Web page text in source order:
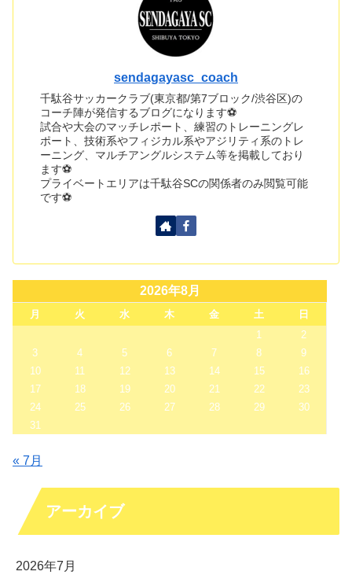
sendagayasc_coach
千駄谷サッカークラブ(東京都/第7ブロック/渋谷区)の
コーチ陣が発信するブログになります⚽
試合や大会のマッチレポート、練習のトレーニングレ
ポート、技術系やフィジカル系やアジリティ系のトレ
ーニング、マルチアングルシステム等を掲載しており
ます⚽
プライベートエリアは千駄谷SCの関係者のみ閲覧可能
です⚽
2026年8月
月 火 水 木 金 土
日
1
2
3
4 5 6 7 8
9
10
11 12 13 14 15
16
17
18 19 20 21 22
23
24
25 26 27 28 29
30
31
« 7月
アーカイブ
2026年7月